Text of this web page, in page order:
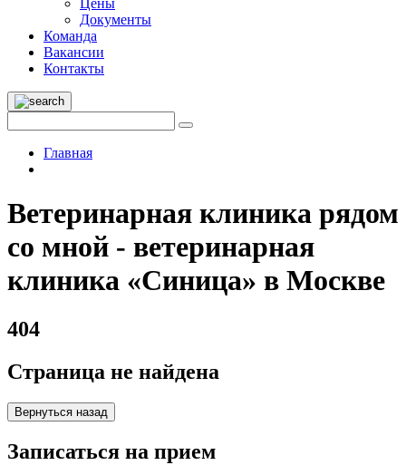
Цены
Документы
Команда
Вакансии
Контакты
Главная
Ветеринарная клиника рядом
со мной - ветеринарная
клиника «Синица» в Москве
404
Страница не найдена
Вернуться назад
Записаться на прием